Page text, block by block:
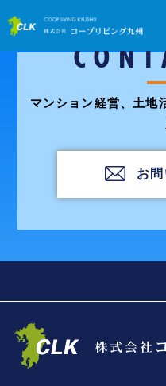
マンション経営、土地
お